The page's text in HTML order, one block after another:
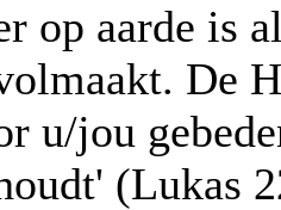
op aarde is
De
u/jou
(Lukas